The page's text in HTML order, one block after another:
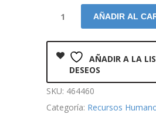
AÑADIR AL
AÑADIR A LA
DESEOS
SKU: 464460
Categoría: Recursos